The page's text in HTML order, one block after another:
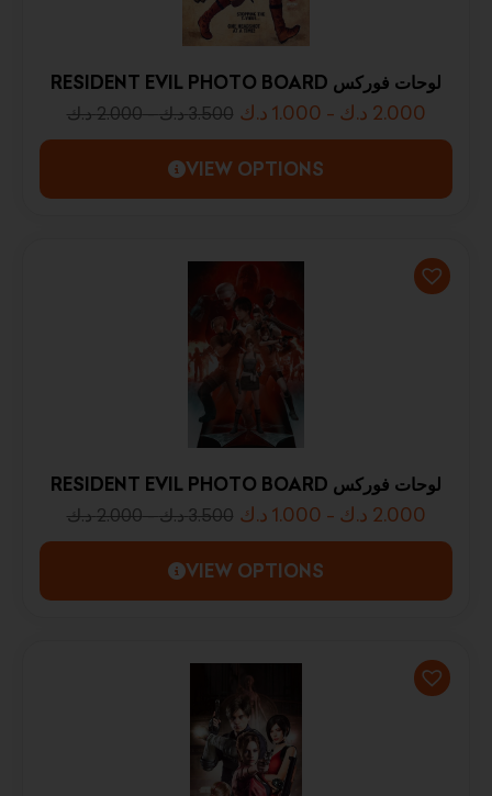
RESIDENT EVIL PHOTO BOARD لوحات فوركس
2.000 د.ك - 3.500 د.ك 1.000 د.ك - 2.000 د.ك
VIEW OPTIONS
RESIDENT EVIL PHOTO BOARD لوحات فوركس
2.000 د.ك - 3.500 د.ك 1.000 د.ك - 2.000 د.ك
VIEW OPTIONS